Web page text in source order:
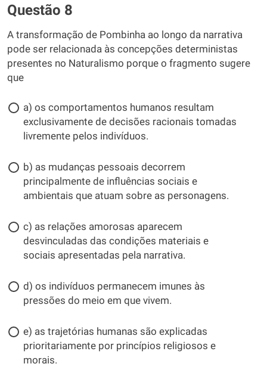
Questão 8
A transformação de Pombinha ao longo da narrativa
pode ser relacionada às concepções deterministas
presentes no Naturalismo porque o fragmento sugere
que
a) os comportamentos humanos resultam
exclusivamente de decisões racionais tomadas
livremente pelos indivíduos.
b) as mudanças pessoais decorrem
principalmente de influências sociais e
ambientais que atuam sobre as personagens.
c) as relações amorosas aparecem
desvinculadas das condições materiais e
sociais apresentadas pela narrativa.
d) os indivíduos permanecem imunes às
pressões do meio em que vivem.
e) as trajetórias humanas são explicadas
prioritariamente por princípios religiosos e
morais.